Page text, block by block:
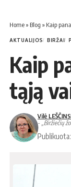
Home» Blog » Kaip
AKTUALIJOS BIRŽAI
Kaip
tąją
Vilė
- „Biržiečių